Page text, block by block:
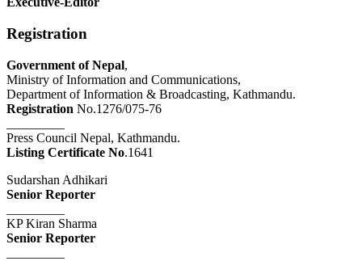
Registration
Government of Nepal,
Ministry of Information and Communications,
Department of Information & Broadcasting, Kathmandu.
Registration No.1276/075-76
Press Council Nepal, Kathmandu.
Listing Certificate No.1641
Sudarshan Adhikari
Senior Reporter
KP Kiran Sharma
Senior Reporter